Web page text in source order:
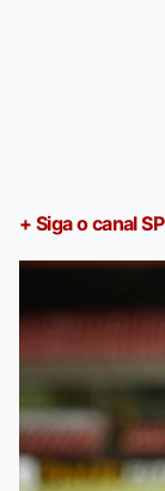
+ Siga o canal